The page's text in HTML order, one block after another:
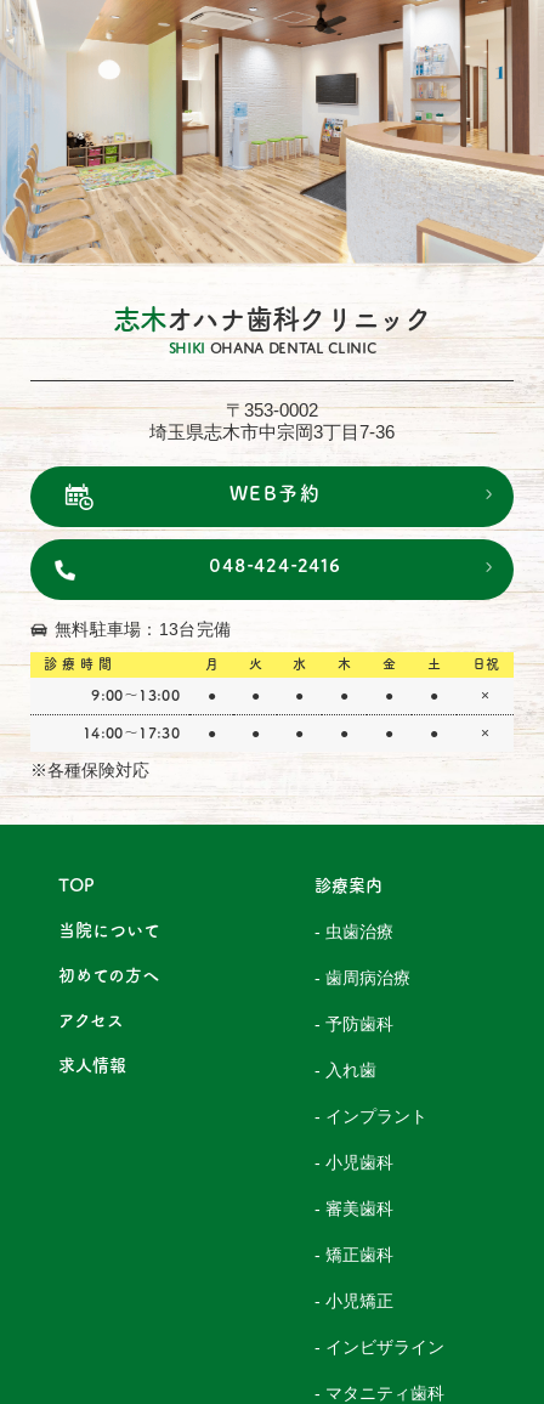
志木オハナ歯科クリニック
SHIKI OHANA DENTAL CLINIC
〒353-0002
埼玉県志木市中宗岡3丁目7-36
WEB予約
048-424-2416
無料駐車場：13台完備
診療時間 月 火 水 木 金 土 日祝
9:00～13:00 ● ● ● ● ● ● ×
14:00〜17:30 ● ● ● ● ● ● ×
※各種保険対応
TOP
当院について
初めての方へ
アクセス
求人情報
診療案内
- 虫歯治療
- 歯周病治療
- 予防歯科
- 入れ歯
- インプラント
- 小児歯科
- 審美歯科
- 矯正歯科
- 小児矯正
- インビザライン
- マタニティ歯科